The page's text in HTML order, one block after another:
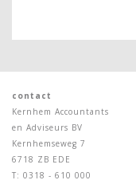
contact
Kernhem Accountants
en Adviseurs BV
Kernhemseweg 7
6718 ZB EDE
T: 0318 - 610 000